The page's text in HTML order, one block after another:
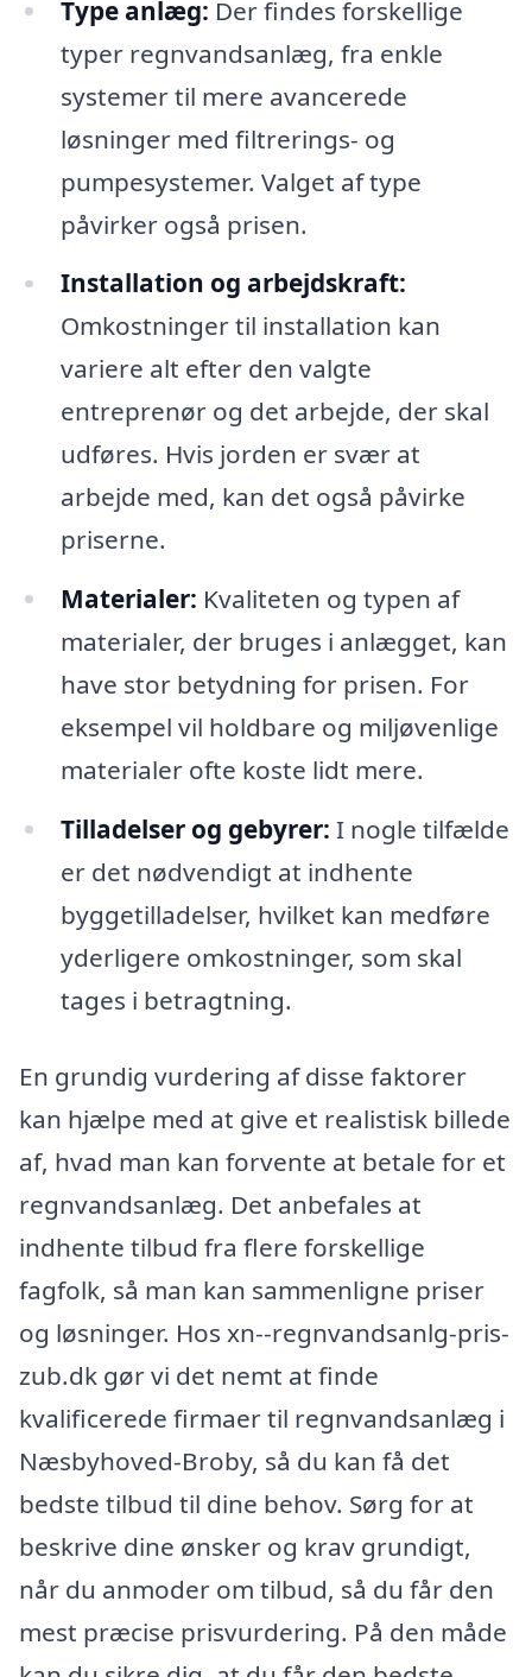
Type anlæg: Der findes forskellige
typer regnvandsanlæg, fra enkle
systemer til mere avancerede
løsninger med filtrerings- og
pumpesystemer. Valget af type
påvirker også prisen.
Installation og arbejdskraft:
Omkostninger til installation kan
variere alt efter den valgte
entreprenør og det arbejde, der skal
udføres. Hvis jorden er svær at
arbejde med, kan det også påvirke
priserne.
Materialer: Kvaliteten og typen af
materialer, der bruges i anlægget, kan
have stor betydning for prisen. For
eksempel vil holdbare og miljøvenlige
materialer ofte koste lidt mere.
Tilladelser og gebyrer: I nogle tilfælde
er det nødvendigt at indhente
byggetilladelser, hvilket kan medføre
yderligere omkostninger, som skal
tages i betragtning.
En grundig vurdering af disse faktorer
kan hjælpe med at give et realistisk billede
af, hvad man kan forvente at betale for et
regnvandsanlæg. Det anbefales at
indhente tilbud fra flere forskellige
fagfolk, så man kan sammenligne priser
og løsninger. Hos xn--regnvandsanlg-pris-
zub.dk gør vi det nemt at finde
kvalificerede firmaer til regnvandsanlæg i
Næsbyhoved-Broby, så du kan få det
bedste tilbud til dine behov. Sørg for at
beskrive dine ønsker og krav grundigt,
når du anmoder om tilbud, så du får den
mest præcise prisvurdering. På den måde